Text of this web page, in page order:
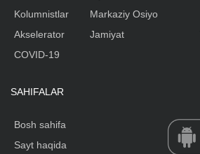
Kolumnistlar
Akselerator
Markaziy Osiyo
Jamiyat
COVID-19
SAHIFALAR
Bosh sahifa
Sayt haqida